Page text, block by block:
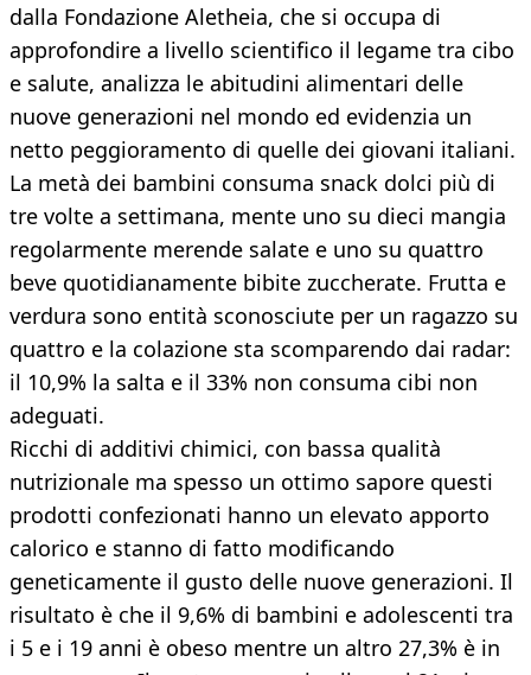
dalla Fondazione Aletheia, che si occupa di
approfondire a livello scientifico il legame tra cibo
e salute, analizza le abitudini alimentari delle
nuove generazioni nel mondo ed evidenzia un
netto peggioramento di quelle dei giovani italiani.
La metà dei bambini consuma snack dolci più di
tre volte a settimana, mente uno su dieci mangia
regolarmente merende salate e uno su quattro
beve quotidianamente bibite zuccherate. Frutta e
verdura sono entità sconosciute per un ragazzo su
quattro e la colazione sta scomparendo dai radar:
il 10,9% la salta e il 33% non consuma cibi non
adeguati.
Ricchi di additivi chimici, con bassa qualità
nutrizionale ma spesso un ottimo sapore questi
prodotti confezionati hanno un elevato apporto
calorico e stanno di fatto modificando
geneticamente il gusto delle nuove generazioni. Il
risultato è che il 9,6% di bambini e adolescenti tra
i 5 e i 19 anni è obeso mentre un altro 27,3% è in